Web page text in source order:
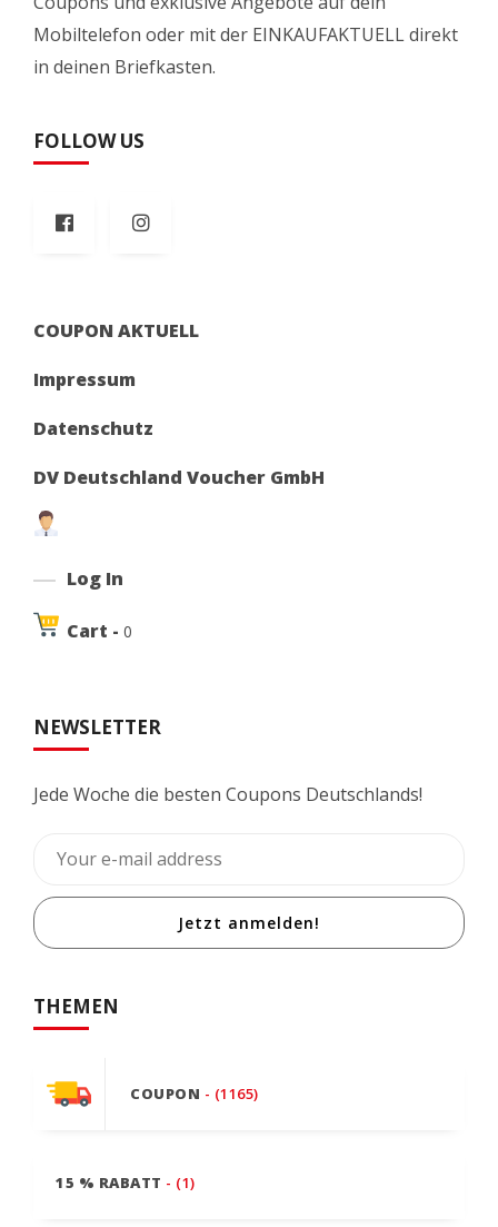
Mobiltelefon oder mit der EINKAUFAKTUELL direkt
in deinen Briefkasten.
FOLLOW US
COUPON AKTUELL
Impressum
Datenschutz
DV Deutschland Voucher GmbH
Log In
Cart - 0
NEWSLETTER
Jede Woche die besten Coupons Deutschlands!
Jetzt anmelden!
THEMEN
COUPON - (1165)
15 % RABATT - (1)